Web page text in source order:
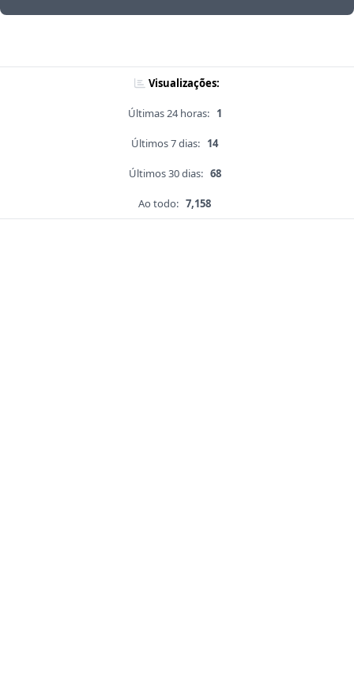
Visualizações:
Últimas 24 horas: 1
Últimos 7 dias: 14
Últimos 30 dias: 68
Ao todo: 7,158